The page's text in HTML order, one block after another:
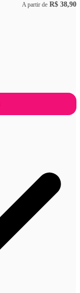
A partir de R$ 38,90